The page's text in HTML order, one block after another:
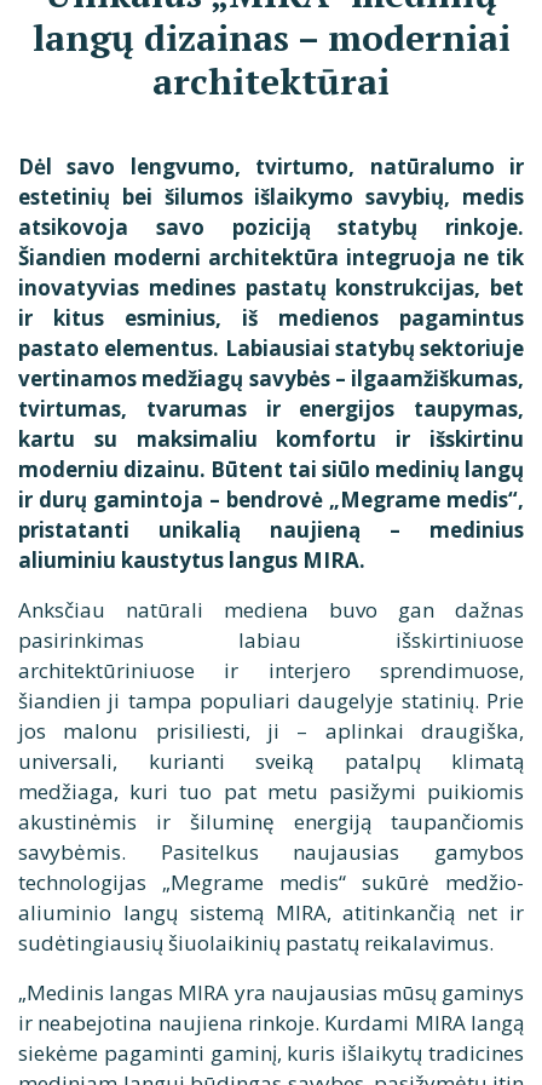
langų dizainas – moderniai
architektūrai
Dėl savo lengvumo, tvirtumo, natūralumo ir
estetinių bei šilumos išlaikymo savybių, medis
atsikovoja savo poziciją statybų rinkoje.
Šiandien moderni architektūra integruoja ne tik
inovatyvias medines pastatų konstrukcijas, bet
ir kitus esminius, iš medienos pagamintus
pastato elementus. Labiausiai statybų sektoriuje
vertinamos medžiagų savybės – ilgaamžiškumas,
tvirtumas, tvarumas ir energijos taupymas,
kartu su maksimaliu komfortu ir išskirtinu
moderniu dizainu. Būtent tai siūlo medinių langų
ir durų gamintoja – bendrovė „Megrame medis“,
pristatanti unikalią naujieną – medinius
aliuminiu kaustytus langus MIRA.
Anksčiau natūrali mediena buvo gan dažnas
pasirinkimas labiau išskirtiniuose
architektūriniuose ir interjero sprendimuose,
šiandien ji tampa populiari daugelyje statinių. Prie
jos malonu prisiliesti, ji – aplinkai draugiška,
universali, kurianti sveiką patalpų klimatą
medžiaga, kuri tuo pat metu pasižymi puikiomis
akustinėmis ir šiluminę energiją taupančiomis
savybėmis. Pasitelkus naujausias gamybos
technologijas „Megrame medis“ sukūrė medžio-
aliuminio langų sistemą MIRA, atitinkančią net ir
sudėtingiausių šiuolaikinių pastatų reikalavimus.
„Medinis langas MIRA yra naujausias mūsų gaminys
ir neabejotina naujiena rinkoje. Kurdami MIRA langą
siekėme pagaminti gaminį, kuris išlaikytų tradicines